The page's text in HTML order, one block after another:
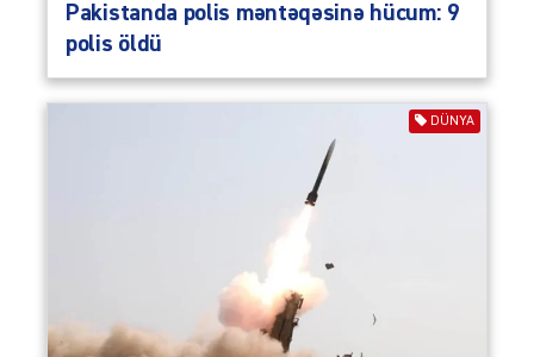
Pakistanda polis məntəqəsinə hücum: 9
polis öldü
DÜNYA